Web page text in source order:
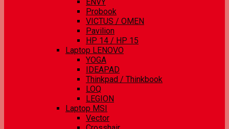
Probook
VICTUS / OMEN
Pavilion
HP 14 / HP 15
Laptop LENOVO
YOGA
IDEAPAD
Thinkpad / Thinkbook
LOQ
LEGION
Laptop MSI
Vector